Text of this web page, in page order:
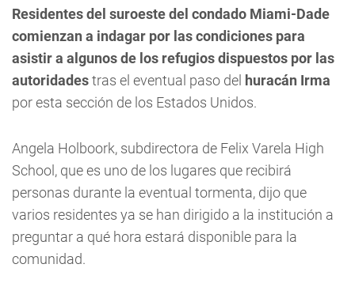
Residentes del suroeste del condado Miami-Dade
comienzan a indagar por las condiciones para
asistir a algunos de los refugios dispuestos por las
autoridadestras el eventual paso del huracán Irma
por esta sección de los Estados Unidos.
Angela Holboork, subdirectora de Felix Varela High
School, que es uno de los lugares que recibirá
personas durante la eventual tormenta, dijo que
varios residentes ya se han dirigido a la institución a
preguntar a qué hora estará disponible para la
comunidad.